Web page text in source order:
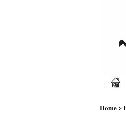
Home>